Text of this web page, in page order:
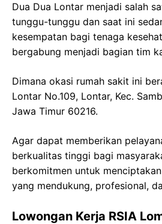
Dua Dua Lontar menjadi salah
tunggu-tunggu dan saat ini
kesempatan bagi tenaga
bergabung menjadi bagian tim
Dimana okasi rumah sakit ini
Lontar No.109, Lontar, Kec.
Jawa Timur 60216.
Agar dapat memberikan
berkualitas tinggi bagi
berkomitmen untuk
yang mendukung, profesional,
Lowongan Kerja RSIA